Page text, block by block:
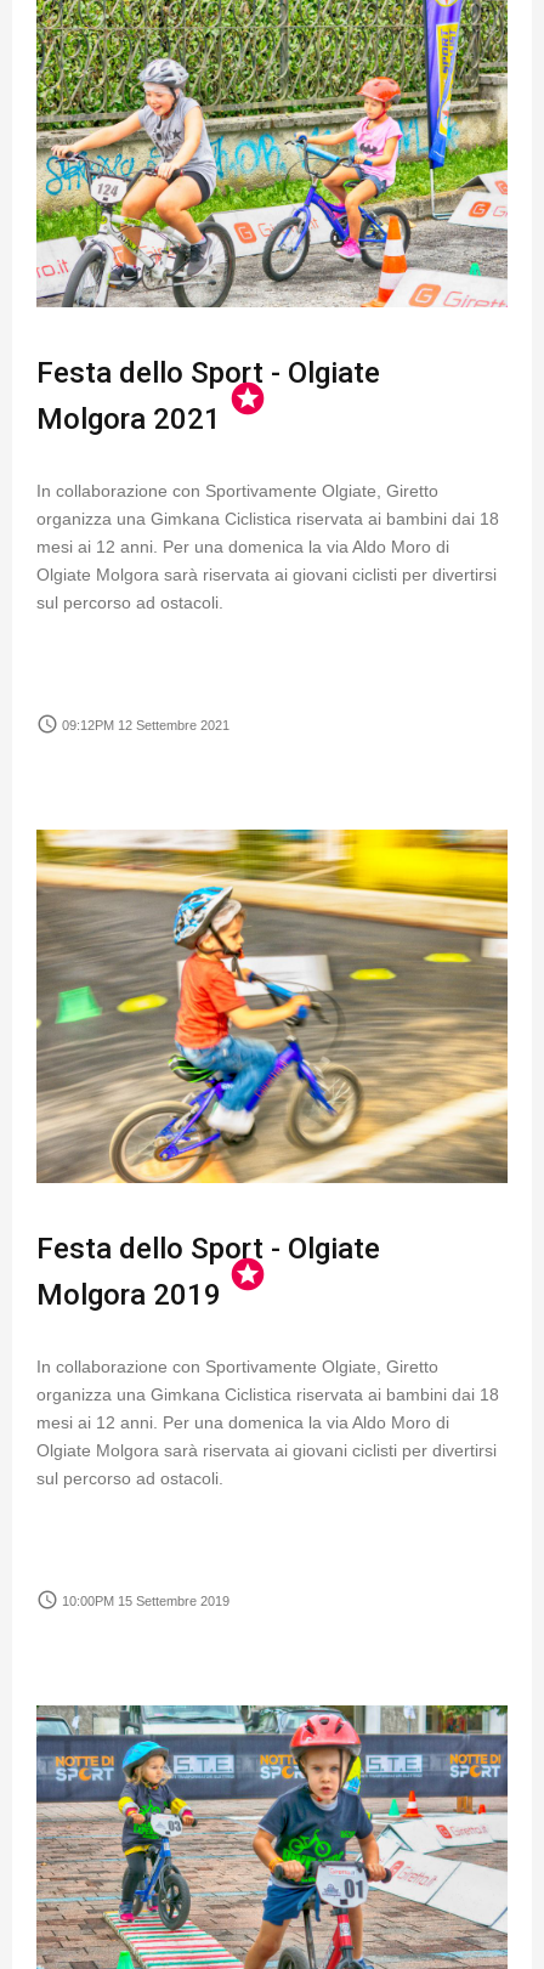
Festa dello Sport - Olgiate
Molgora 2021
stars
In collaborazione con Sportivamente Olgiate, Giretto
organizza una Gimkana Ciclistica riservata ai bambini dai 18
mesi ai 12 anni. Per una domenica la via Aldo Moro di
Olgiate Molgora sarà riservata ai giovani ciclisti per divertirsi
sul percorso ad ostacoli.
access_time 09:12PM 12 Settembre 2021
Festa dello Sport - Olgiate
Molgora 2019
stars
In collaborazione con Sportivamente Olgiate, Giretto
organizza una Gimkana Ciclistica riservata ai bambini dai 18
mesi ai 12 anni. Per una domenica la via Aldo Moro di
Olgiate Molgora sarà riservata ai giovani ciclisti per divertirsi
sul percorso ad ostacoli.
access_time 10:00PM 15 Settembre 2019